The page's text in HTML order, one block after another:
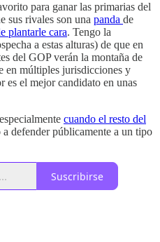
para ganar las primarias del
sus rivales son una panda de
plantarle cara. Tengo la
a estas alturas) de que en
del GOP verán la montaña de
en múltiples jurisdicciones y
es el mejor candidato en unas
cuando el resto del
defender públicamente a un tipo
Suscribirse